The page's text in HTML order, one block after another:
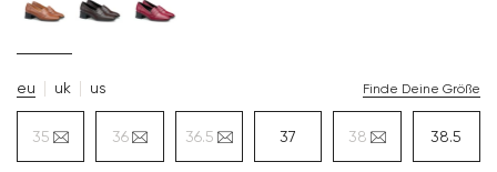
eu uk us Finde Deine Größe
35 36 36.5 37 38 38.5